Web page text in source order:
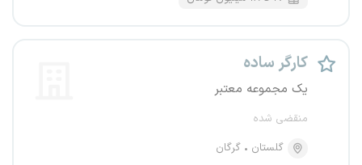
کارگر ساده
یک مجموعه معتبر
منقضی شده
گلستان
گرگان